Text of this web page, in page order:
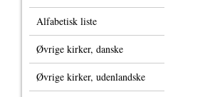
Alfabetisk liste
Øvrige kirker, danske
Øvrige kirker, udenlandske